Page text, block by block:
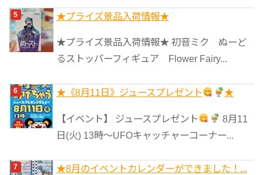
★プライズ景品入荷情報★
★プライズ景品入荷情報★ 初音ミク ぬーど
るストッパーフィギュア Flower Fairy...
★《8月11日》ジュースプレゼント ★
【イベント】 ジュースプレゼント
8月11
日(火) 13時〜UFOキャッチャーコーナー...
★8月のイベントカレンダーができました！...